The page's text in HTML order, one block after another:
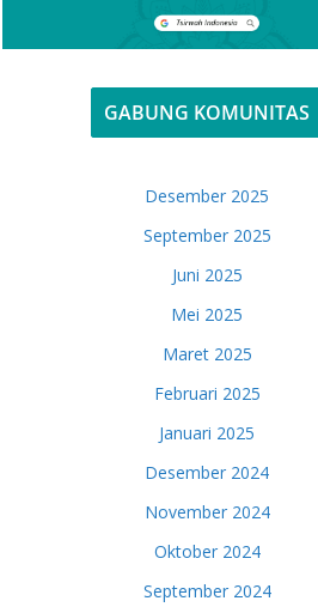
GABUNG KOMUNITAS
Desember 2025
September 2025
Juni 2025
Mei 2025
Maret 2025
Februari 2025
Januari 2025
Desember 2024
November 2024
Oktober 2024
September 2024